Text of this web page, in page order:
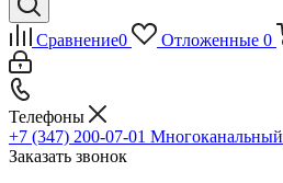
Сравнение0 Отложенные 0
Телефоны
+7 (347) 200-07-01 Многоканальный
Заказать звонок